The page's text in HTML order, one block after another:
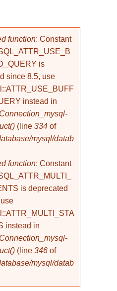
function: Constant
is
since 8.5, use
instead in
(line 334 of
mysql/datab
function: Constant
is deprecated
instead in
(line 346 of
mysql/datab